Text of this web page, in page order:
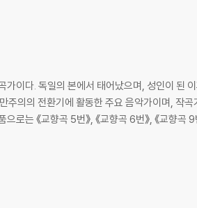
이다. 독일의 본에서 태어났으며, 성인이 된
의의 전환기에 활동한 주요 음악가이며, 작